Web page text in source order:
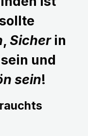
, Sicherin
und
sein!